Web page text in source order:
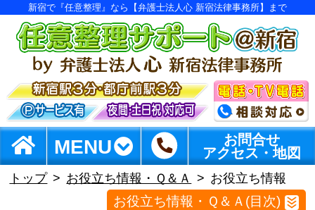
新宿で『任意整理』なら【弁護士法人心 新宿法律事務所】まで
MENU
お問合せ
アクセス・地図
トップ お役立ち情報・Ｑ＆Ａ お役立ち情報
お役立ち情報・Ｑ＆Ａ(目次)